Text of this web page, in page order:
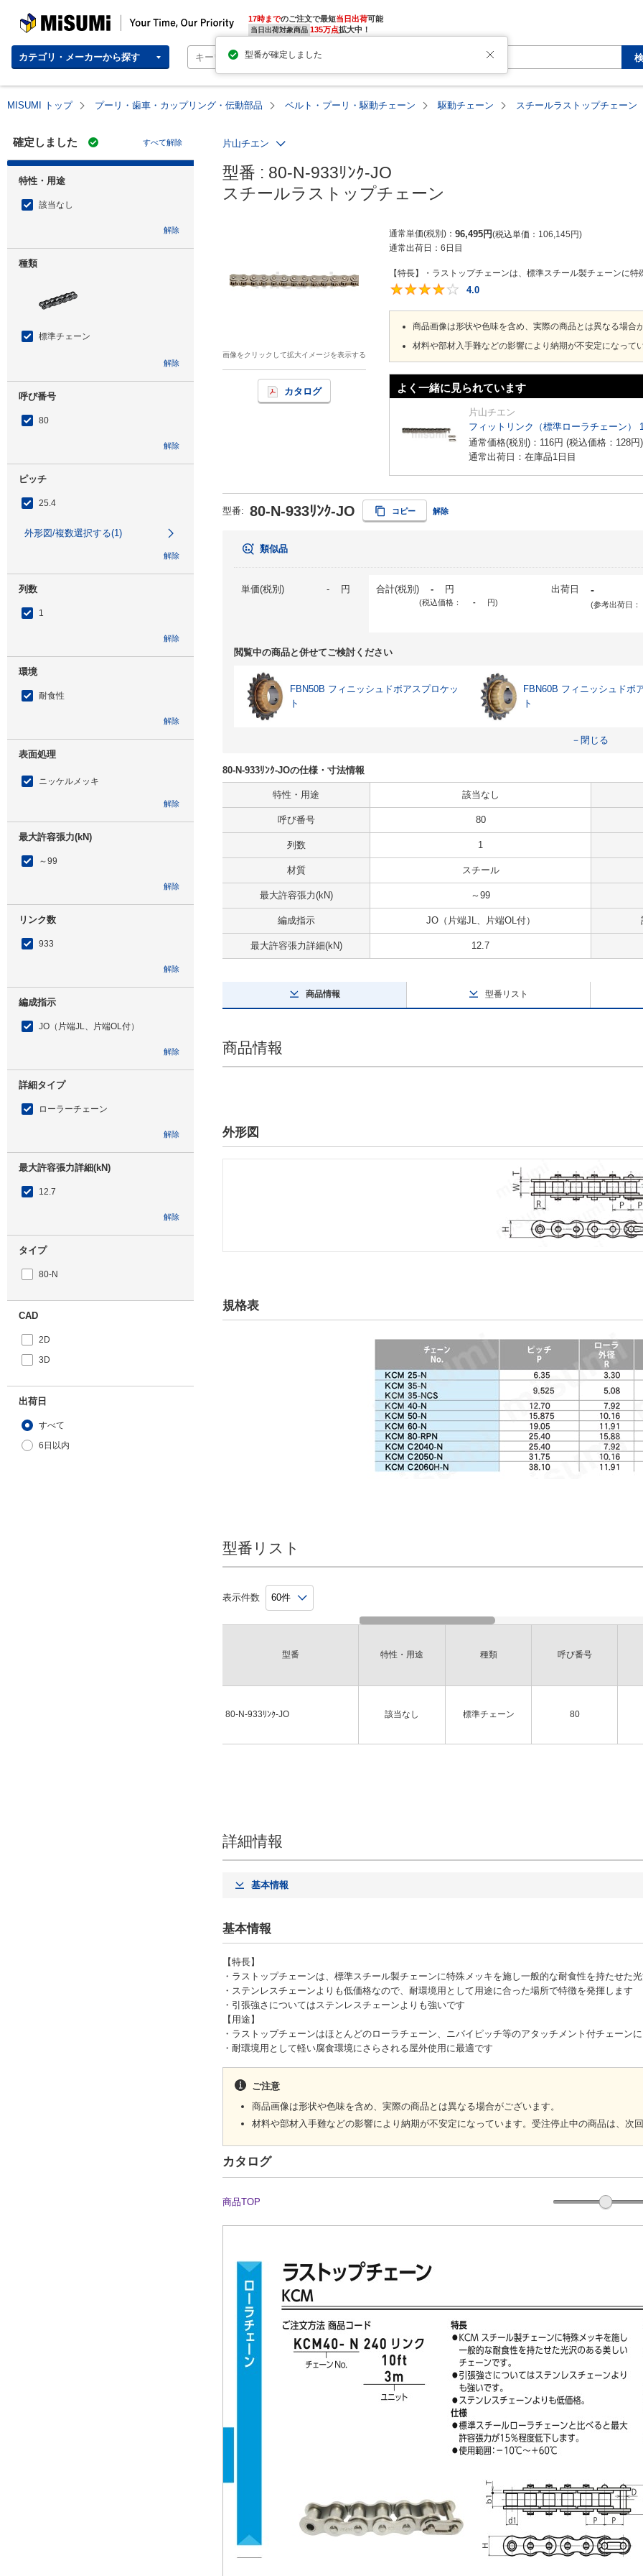
MISUMI | Your Time, Our Priority 17時までのご注文で最短当日出荷
当日出荷対象商品 135万点拡大中！
カテゴリ・メーカーから探す
MISUMI トップ プーリ・歯車・カップリング・伝動部品 ベルト・プーリ・駆動チェーン 駆動チェーン スチールラストップチェーン
確定しました すべて解除
特性・用途
該当なし
解除
種類
標準チェーン
解除
呼び番号
80
解除
ピッチ
25.4
外形図/複数選択する(1)
解除
列数
1
解除
環境
耐食性
解除
表面処理
ニッケルメッキ
解除
最大許容張力(kN)
～99
解除
リンク数
933
解除
編成指示
JO（片端JL、片端OL付）
解除
詳細タイプ
ローラーチェーン
解除
最大許容張力詳細(kN)
12.7
解除
タイプ
80-N
CAD
2D
3D
出荷日
すべて
6日以内
片山チエン
型番 : 80-N-933ﾘﾝｸ-JO
スチールラストップチェーン
画像をクリックして拡大イメージを表示する
カタログ
通常単価(税別) 96,495円 税込単価 106,145円
通常出荷日： 6日目
【特長】・ラストップチェーンは、標準スチール製チェーンに
4.0
商品画像は形状や色味を含め、実際の商品とは異なる場合
材料や部材入手難などの影響により納期が不安定になっ
よく一緒に見られています
片山チエン
フィットリンク（標準ローラチェーン）
通常価格(税別)： 116円 (税込価格： 128円)
通常出荷日：在庫品1日目
型番: 80-N-933ﾘﾝｸ-JO コピー 解除
類似品
単価(税別) - 円 合計(税別) - 円
(税込価格： - 円)
出荷日 -
(参考出荷日：
閲覧中の商品と併せてご検討ください
FBN50B フィニッシュドボアスプロケッ
ト
FBN60B フィニッシュドボ
ト
－閉じる
80-N-933ﾘﾝｸ-JOの仕様・寸法情報
特性・用途 該当なし
呼び番号 80
列数 1
材質 スチール
最大許容張力(kN) ～99
編成指示 JO（片端JL、片端OL付）
最大許容張力詳細(kN) 12.7
商品情報 型番リスト
商品情報
外形図
規格表
型番リスト
表示件数
型番
80-N-933ﾘﾝｸ-JO
特性・用途 種類 呼び番号
該当なし 標準チェーン 80
詳細情報
基本情報
基本情報
【特長】
・ラストップチェーンは、標準スチール製チェーンに特殊メッキを施し一般的な耐食性を持たせた
・ステンレスチェーンよりも低価格なので、耐環境用として用途に合った場所で特徴を発揮します
・引張強さについてはステンレスチェーンよりも強いです
【用途】
・ラストップチェーンはほとんどのローラチェーン、ニバイピッチ等のアタッチメント付チェーン
・耐環境用として軽い腐食環境にさらされる屋外使用に最適です
ご注意
商品画像は形状や色味を含め、実際の商品とは異なる場合がございます。
材料や部材入手難などの影響により納期が不安定になっています。受注停止中の商品は、次
カタログ
商品TOP